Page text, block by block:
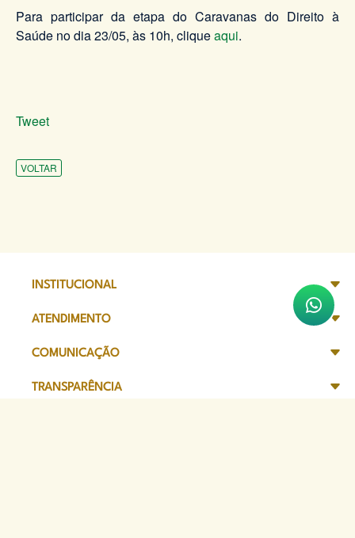
Para participar da etapa do Caravanas do Direito à
Saúde no dia 23/05, às 10h, cliqueaqui.
Tweet
VOLTAR
INSTITUCIONAL
ATENDIMENTO
COMUNICAÇÃO
TRANSPARÊNCIA